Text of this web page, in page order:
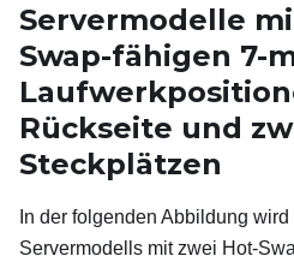
Servermodelle
Swap-fähigen 7-
Rückseite und
Steckplätzen
In der folgenden Abbildung
Servermodells mit zwei Hot-